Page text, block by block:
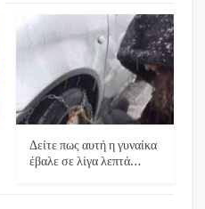
Δείτε πως αυτή η γυναίκα
έβαλε σε λίγα λεπτά…